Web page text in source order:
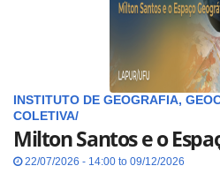
INSTITUTO DE GEOGRAFIA,
COLETIVA/
Milton Santos e o
22/07/2026 - 14:00 to 09/12/2026